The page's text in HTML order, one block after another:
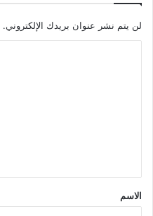
لن يتم نشر عنوان بريدك الإلكتروني.
الاسم